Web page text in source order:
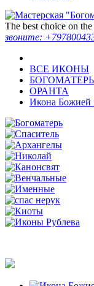
The best choice on
звоните:
ВСЕ ИКОНЫ
БОГОМАТЕРЬ
ОРАНТА
Икона Божией